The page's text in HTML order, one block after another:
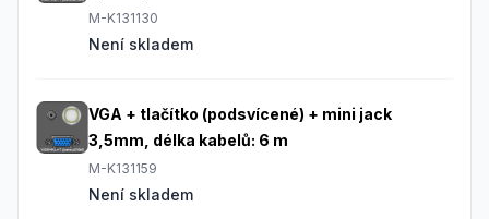
M-K131130
Není skladem
VGA + tlačítko (podsvícené) + mini jack
3,5mm, délka kabelů: 6 m
M-K131159
Není skladem